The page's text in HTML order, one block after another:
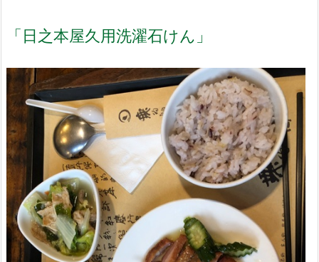
「日之本屋久用洗濯石けん」